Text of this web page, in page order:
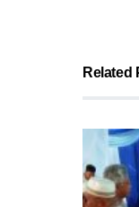
Related